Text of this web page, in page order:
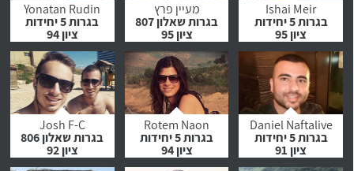
Ishai Meir
בגרות 5 יחידות
ציון 95
לחץ לצפייה
בהמלצה
מעיין פרץ
בגרות שאלון 807
ציון 95
לחץ לצפייה
בהמלצה
Yonatan Rudin
בגרות 5 יחידות
ציון 94
לחץ לצפייה
בהמלצה
Daniel Naftalive
בגרות 5 יחידות
ציון 91
Rotem Naon
בגרות 5 יחידות
ציון 94
Josh F-C
בגרות שאלון 806
ציון 92